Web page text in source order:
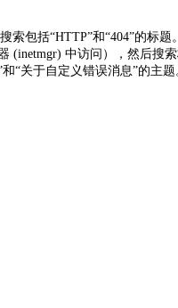
索包括“HTTP”和“404”的标题
(inetmgr) 中访问），然后搜
“关于自定义错误消息”的主题